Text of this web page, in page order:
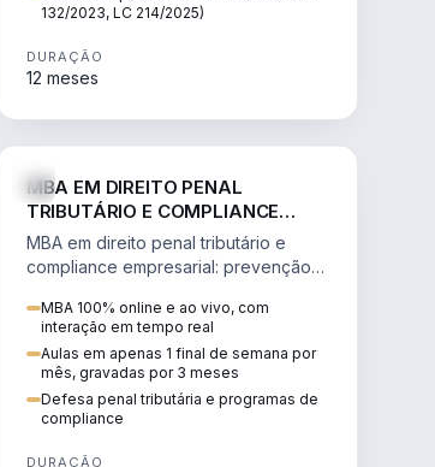
132/2023, LC 214/2025)
DURAÇÃO
12 meses
MBA EM DIREITO PENAL
TRIBUTÁRIO E COMPLIANCE
EMPRESARIAL
MBA em direito penal tributário e
compliance empresarial: prevenção à
tributários e auditoria.
MBA 100% online e ao vivo, com
interação em tempo real
Aulas em apenas 1 final de semana por
mês, gravadas por 3 meses
Defesa penal tributária e programas de
compliance
DURAÇÃO